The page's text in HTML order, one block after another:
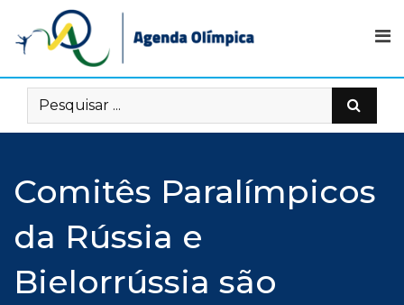
content
Comitês Paralímpicos
da Rússia e
Bielorrússia são